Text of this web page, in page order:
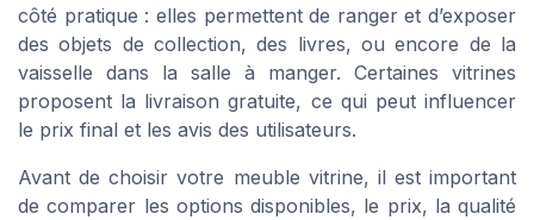
côté pratique : elles permettent de ranger et d’exposer
des objets de collection, des livres, ou encore de la
vaisselle dans la salle à manger. Certaines vitrines
proposent la livraison gratuite, ce qui peut influencer
le prix final et les avis des utilisateurs.
Avant de choisir votre meuble vitrine, il est important
de comparer les options disponibles, le prix, la qualité